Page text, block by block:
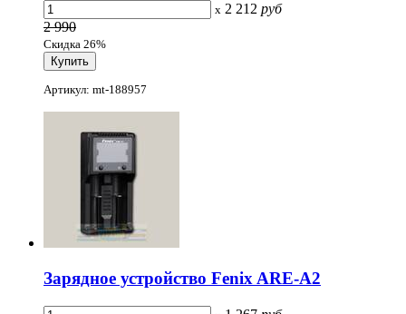
x 2 212 руб
2 990
Скидка 26%
Артикул: mt-188957
Зарядное устройство Fenix ARE-A2